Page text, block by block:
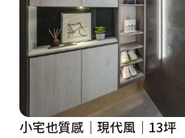
小宅也質感│現代風│13坪